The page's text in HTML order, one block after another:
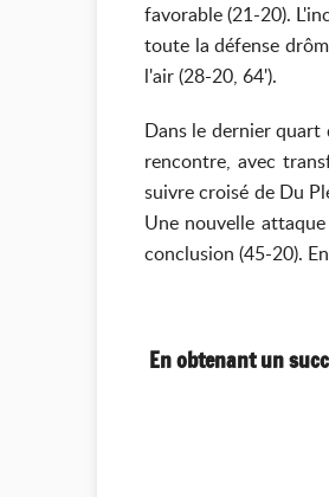
favorable (21-20).
toute la défense
l'air (28-20, 64').
Dans le dernier
rencontre, avec
suivre croisé de Du
Une nouvelle
conclusion (45-20).
En obtenant un